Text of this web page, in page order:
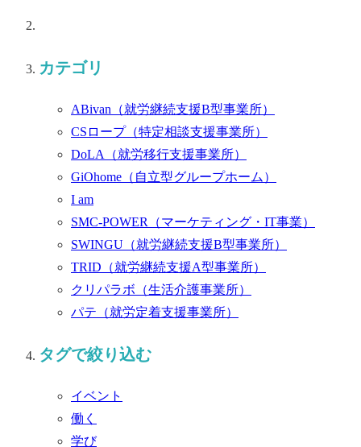
カテゴリ
ABivan （就労継続支援B型事業所）
CSロープ （特定相談支援事業所）
DoLA （就労移行支援事業所）
GiOhome （自立型グループホーム）
I am
SMC-POWER （マーケティング・IT事業）
SWINGU （就労継続支援B型事業所）
TRID （就労継続支援A型事業所）
クリパラボ （生活介護事業所）
パテ （就労定着支援事業所）
タグで絞り込む
イベント
働く
学び